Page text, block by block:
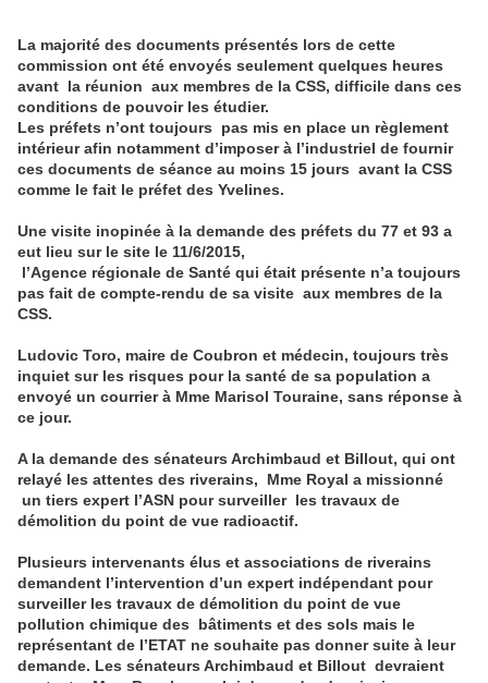
La majorité des documents présentés lors de cette
commission ont été envoyés seulement quelques heures
avant la réunion aux membres de la CSS, difficile dans ces
conditions de pouvoir les étudier.
Les préfets n’ont toujours pas mis en place un règlement
intérieur afin notamment d’imposer à l’industriel de fournir
ces documents de séance au moins 15 jours avant la CSS
comme le fait le préfet des Yvelines.
Une visite inopinée à la demande des préfets du 77 et 93 a
eut lieu sur le site le 11/6/2015,
l’Agence régionale de Santé qui était présente n’a toujours
pas fait de compte-rendu de sa visite aux membres de la
CSS.
Ludovic Toro, maire de Coubron et médecin, toujours très
inquiet sur les risques pour la santé de sa population a
envoyé un courrier à Mme Marisol Touraine, sans réponse à
ce jour.
A la demande des sénateurs Archimbaud et Billout, qui ont
relayé les attentes des riverains, Mme Royal a missionné
un tiers expert l’ASN pour surveiller les travaux de
démolition du point de vue radioactif.
Plusieurs intervenants élus et associations de riverains
demandent l’intervention d’un expert indépendant pour
surveiller les travaux de démolition du point de vue
pollution chimique des bâtiments et des sols mais le
représentant de l’ETAT ne souhaite pas donner suite à leur
demande. Les sénateurs Archimbaud et Billout devraient